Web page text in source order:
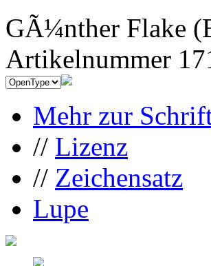
GÃ¼nther Flake
Artikelnummer
Mehr zur
// Lizenz
// Zeichensatz
Lupe